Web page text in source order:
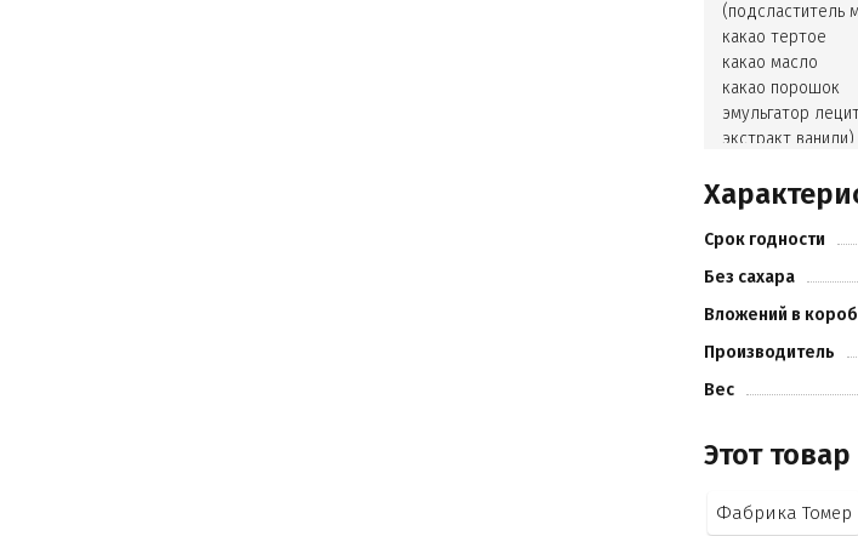
(подсластитель
какао тертое
какао масло
какао порошок
эмульгатор
экстракт ванили)
(подсластитель
масло ши
растительный
сыворотка
молоко сухое
краситель кармин
йогурт сухой
ароматизаторы
лимонная
Срок годности
Без сахара
Вложений в
Производитель
Вес
Этот
Фабрика Томер